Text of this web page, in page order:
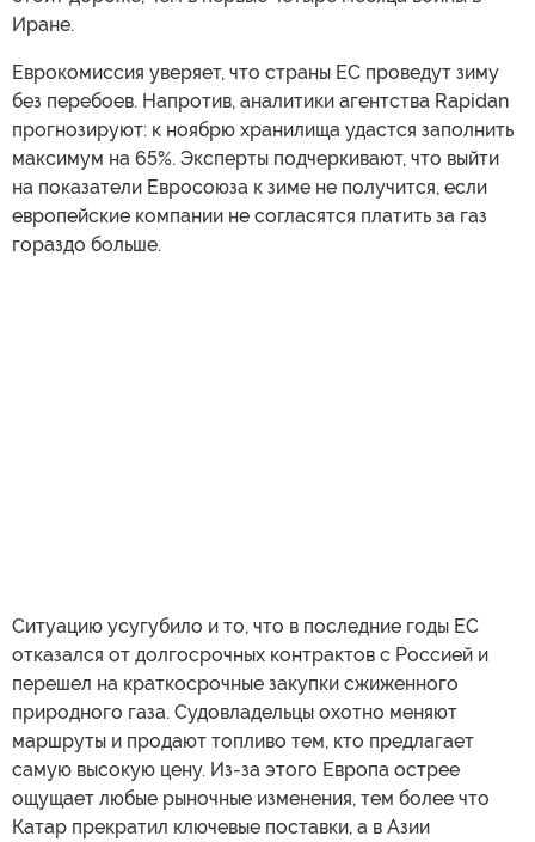
Иране.
Еврокомиссия уверяет, что страны ЕС проведут зиму
без перебоев. Напротив, аналитики агентства Rapidan
прогнозируют: к ноябрю хранилища удастся заполнить
максимум на 65%. Эксперты подчеркивают, что выйти
на показатели Евросоюза к зиме не получится, если
европейские компании не согласятся платить за газ
гораздо больше.
Ситуацию усугубило и то, что в последние годы ЕС
отказался от долгосрочных контрактов с Россией и
перешел на краткосрочные закупки сжиженного
природного газа. Судовладельцы охотно меняют
маршруты и продают топливо тем, кто предлагает
самую высокую цену. Из-за этого Европа острее
ощущает любые рыночные изменения, тем более что
Катар прекратил ключевые поставки, а в Азии